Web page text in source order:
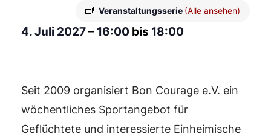
Veranstaltungsserie (Alle ansehen)
4. Juli 2027– 16:00 bis 18:00
Seit 2009 organisiert Bon Courage e.V. ein
wöchentliches Sportangebot für
Geflüchtete und interessierte Einheimische